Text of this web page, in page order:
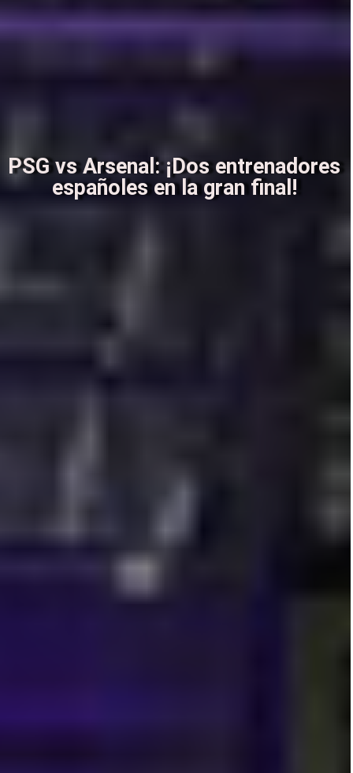
PSG vs Arsenal: ¡Dos entrenadores
españoles en la gran final!